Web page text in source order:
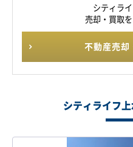
シティラ
売却・買取
不動産売却
シティライフ